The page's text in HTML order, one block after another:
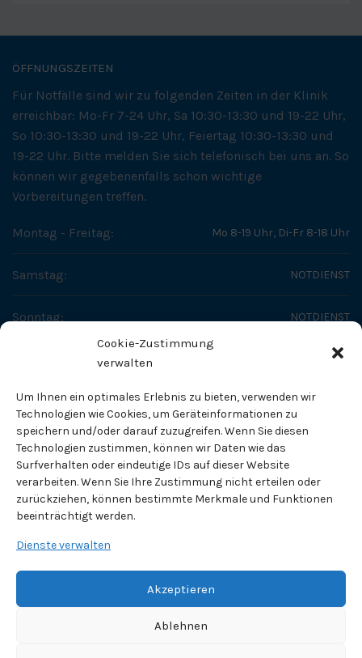
Cookie-Zustimmung
verwalten
Um Ihnen ein optimales Erlebnis zu bieten, verwenden wir
Technologien wie Cookies, um Geräteinformationen zu
speichern und/oder darauf zuzugreifen. Wenn Sie diesen
Technologien zustimmen, können wir Daten wie das
Surfverhalten oder eindeutige IDs auf dieser Website
verarbeiten. Wenn Sie Ihre Zustimmung nicht erteilen oder
zurückziehen, können bestimmte Merkmale und Funktionen
beeinträchtigt werden.
Dienste verwalten
Akzeptieren
Ablehnen
ÖFFNUNGSZEITEN
Für Notfälle sind wir zu folgenden Zeiten in der Klinik
erreichbar: Mo-Fr 7-24 Uhr, Sa 10:30-13:30 und 19-22 Uhr,
So 10:30-13:30 und 19-22 Uhr, Feiertag 10:30-13:30 und
19-22 Uhr. Bitte melden Sie sich telefonisch bei uns an. So
können wir gegebenenfalls schon wichtige
Vorbereitungen treffen.
Montag - Freitag: Mo 8-19 Uhr, Di-Fr 8-18 Uhr
Samstag: NOTDIENST
Sonntag: NOTDIENST
SO ERREICHEN SIE UNS
Fachtierarzt für Kleintiere
Pippelweg 71
38118 Braunschweig
Telefon: 0531 / 820 83
E-Mail Adresse:info@tierklinik-tholen.de